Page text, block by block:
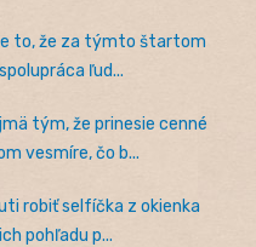
to, že za týmto štartom
ľud...
tým, že prinesie cenné
vesmíre, čo b...
robiť selfíčka z okienka
pohľadu p...